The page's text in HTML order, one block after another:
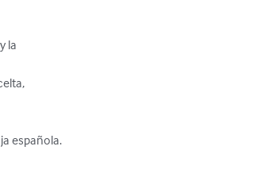
la
española.